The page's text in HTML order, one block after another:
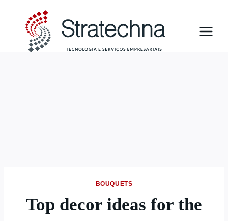
BOUQUETS
Top decor ideas for the